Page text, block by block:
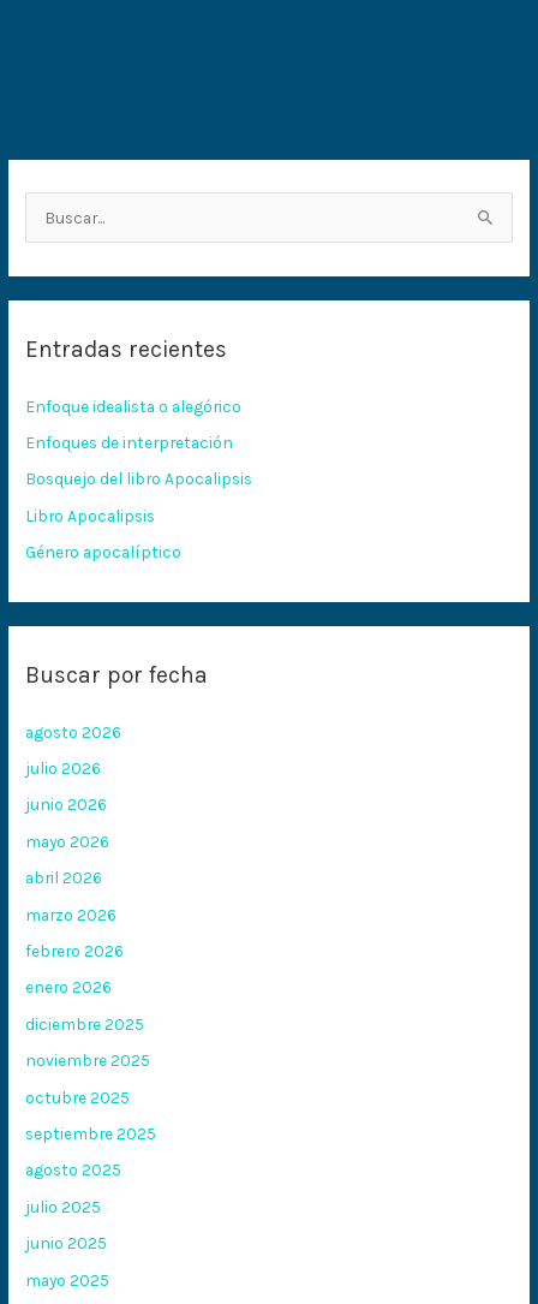
a
p
o
r
:
Entradas recientes
Enfoque idealista o alegórico
Enfoques de interpretación
Bosquejo del libro Apocalipsis
Libro Apocalipsis
Género apocalíptico
Buscar por fecha
agosto 2026
julio 2026
junio 2026
mayo 2026
abril 2026
marzo 2026
febrero 2026
enero 2026
diciembre 2025
noviembre 2025
octubre 2025
septiembre 2025
agosto 2025
julio 2025
junio 2025
mayo 2025